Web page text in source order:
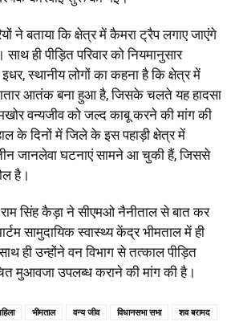
ने बताया कि क्षेत्र में कैमरा ट्रैप लगाए जाएंगे
ही पीड़ित परिवार को नियमानुसार
स्थानीय लोगों का कहना है कि क्षेत्र में
आतंक बना हुआ है, जिसके चलते यह हादसा
वन्यजीव को जल्द काबू करने की मांग की
के दिनों में जिले के इस पहाड़ी क्षेत्र में
जानलेवा घटनाएं सामने आ चुकी हैं, जिससे
है।
राम सिंह कैड़ा ने सीएमओ नैनीताल से बात कर
सामुदायिक स्वास्थ्य केंद्र भीमताल में ही
ही उन्होंने वन विभाग से तत्काल पीड़ित
मुआवजा उपलब्ध कराने की मांग की है।
भीमताल वन्य जीव विधानसभा सभा शव बरामद